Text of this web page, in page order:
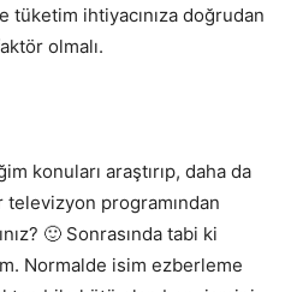
tüketim ihtiyacınıza doğrudan
olmalı.
konuları araştırıp, daha da
programından
🙂 Sonrasında tabi ki
Normalde isim ezberleme